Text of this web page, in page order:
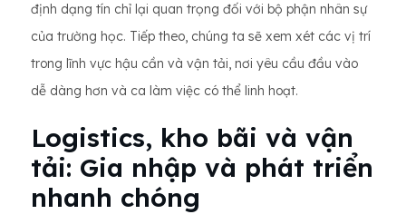
định dạng tín chỉ lại quan trọng đối với bộ phận nhân sự
của trường học. Tiếp theo, chúng ta sẽ xem xét các vị trí
trong lĩnh vực hậu cần và vận tải, nơi yêu cầu đầu vào
dễ dàng hơn và ca làm việc có thể linh hoạt.
Logistics, kho bãi và vận
tải: Gia nhập và phát triển
nhanh chóng